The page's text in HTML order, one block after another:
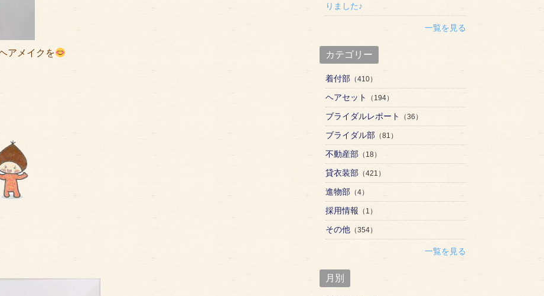
アメイクを
りました♪
一覧を見る
カテゴリー
着付部（410）
ヘアセット （194）
ブライダルレポート （36）
ブライダル部（81）
不動産部（18）
貸衣装部（421）
進物部（4）
採用情報 （1）
その他（354）
一覧を見る
月別